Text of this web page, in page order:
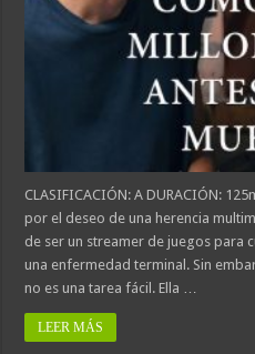
CLASIFICACIÓN: A DURACIÓN:
por el deseo de una herencia
de ser un streamer de juegos para
una enfermedad terminal. Sin
no es una tarea fácil. Ella …
LEER MÁS